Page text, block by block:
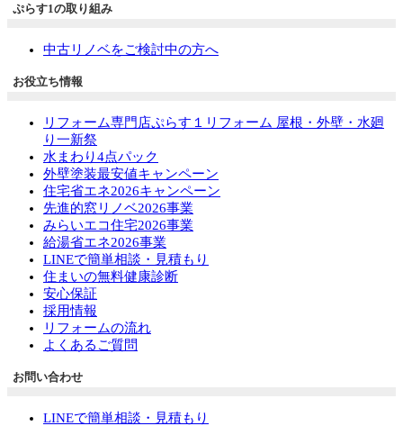
ぷらす1の取り組み
中古リノベをご検討中の方へ
お役立ち情報
リフォーム専門店ぷらす１リフォーム 屋根・外壁・水廻
り一新祭
水まわり4点パック
外壁塗装最安値キャンペーン
住宅省エネ2026キャンペーン
先進的窓リノベ2026事業
みらいエコ住宅2026事業
給湯省エネ2026事業
LINEで簡単相談・見積もり
住まいの無料健康診断
安心保証
採用情報
リフォームの流れ
よくあるご質問
お問い合わせ
LINEで簡単相談・見積もり